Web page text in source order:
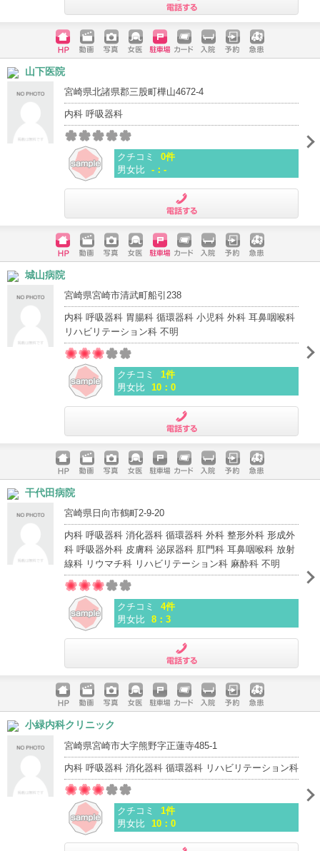
ホームペ
ージ
動画 写真 女医 駐車場
クレジッ
入院 予約 急患
山下医院
宮崎県北諸県郡三股町樺山4672-4
内科 呼吸器科
クチコミ
0件
男女比 -：-
ホームペ
ージ
動画 写真 女医 駐車場
クレジッ
入院 予約 急患
城山病院
宮崎県宮崎市清武町船引238
内科 呼吸器科 胃腸科 循環器科 小児科 外科 耳鼻咽喉科
リハビリテーション科 不明
クチコミ
1件
男女比 10：0
ホームペ
ージ
動画 写真 女医 駐車場
クレジッ
入院 予約 急患
干代田病院
宮崎県日向市鶴町2-9-20
内科 呼吸器科 消化器科 循環器科 外科 整形外科 形成外
科 呼吸器外科 皮膚科 泌尿器科 肛門科 耳鼻咽喉科 放射
線科 リウマチ科 リハビリテーション科 麻酔科 不明
クチコミ
4件
男女比 8：3
ホームペ
ージ
動画 写真 女医 駐車場
クレジッ
入院 予約 急患
小緑内科クリニック
宮崎県宮崎市大字熊野字正蓮寺485-1
内科 呼吸器科 消化器科 循環器科 リハビリテーション科
クチコミ
1件
男女比
10：0